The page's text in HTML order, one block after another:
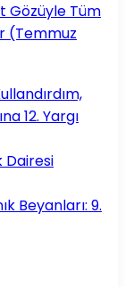
Gözüyle Tüm
(Temmuz
12. Yargı
Dairesi
Beyanları: 9.